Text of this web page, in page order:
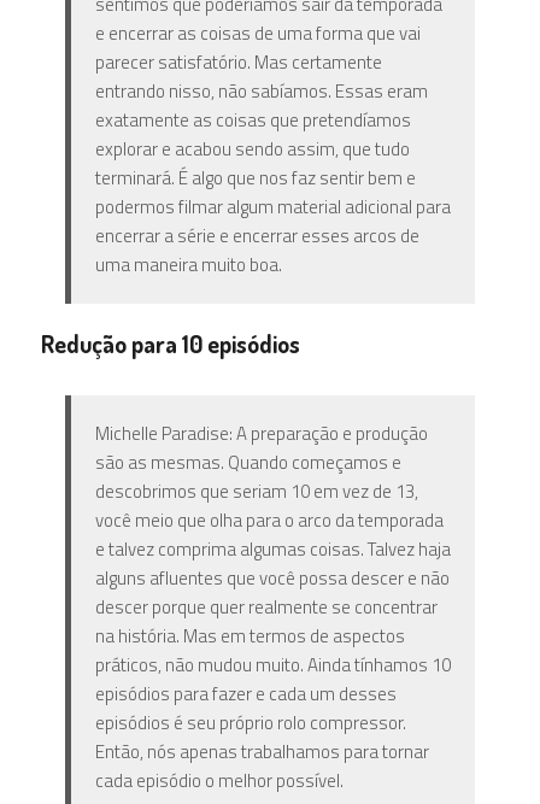
e encerrar as coisas de uma forma que vai
parecer satisfatório. Mas certamente
entrando nisso, não sabíamos. Essas eram
exatamente as coisas que pretendíamos
explorar e acabou sendo assim, que tudo
terminará. É algo que nos faz sentir bem e
podermos filmar algum material adicional para
encerrar a série e encerrar esses arcos de
uma maneira muito boa.
Redução para 10 episódios
Michelle Paradise: A preparação e produção
são as mesmas. Quando começamos e
descobrimos que seriam 10 em vez de 13,
você meio que olha para o arco da temporada
e talvez comprima algumas coisas. Talvez haja
alguns afluentes que você possa descer e não
descer porque quer realmente se concentrar
na história. Mas em termos de aspectos
práticos, não mudou muito. Ainda tínhamos 10
episódios para fazer e cada um desses
episódios é seu próprio rolo compressor.
Então, nós apenas trabalhamos para tornar
cada episódio o melhor possível.